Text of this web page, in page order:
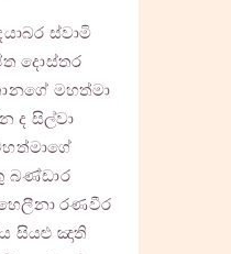
ස්වාමි
දොස්තර
මහත්මා
ද සිල්වා
බණ්ඩාර
රණවීර
සියළු ඤාති